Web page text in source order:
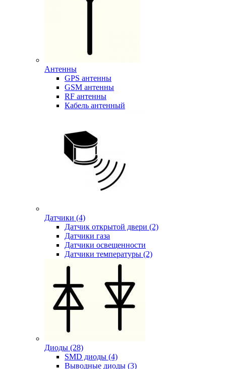
Антенны
GPS антенны
GSM антенны
RF антенны
Кабель антенный
Датчики (4)
Датчик открытой двери (2)
Датчики газа
Датчики освещенности
Датчики температуры (2)
Диоды (28)
SMD диоды (4)
Выводные диоды (3)